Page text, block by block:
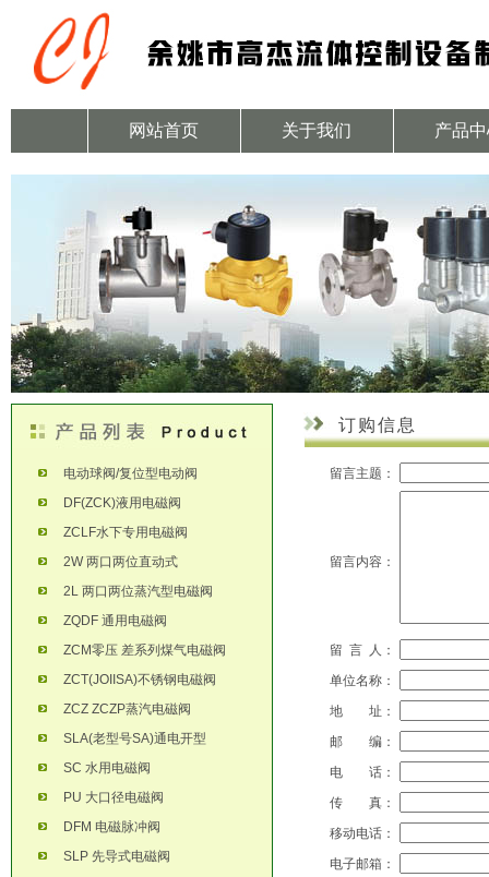
网站首页 关于我们 产品
电动球阀/复位型电动阀
DF(ZCK)液用电磁阀
ZCLF水下专用电磁阀
2W 两口两位直动式
2L 两口两位蒸汽型电磁阀
ZQDF 通用电磁阀
ZCM零压 差系列煤气电磁阀
ZCT(JOIISA)不锈钢电磁阀
ZCZ ZCZP蒸汽电磁阀
SLA(老型号SA)通电开型
SC 水用电磁阀
PU 大口径电磁阀
DFM 电磁脉冲阀
SLP 先导式电磁阀
订购信息
留言主题：
留言内容：
留 言 人：
单位名称：
地 址：
邮 编：
电 话：
传 真：
移动电话：
电子邮箱：